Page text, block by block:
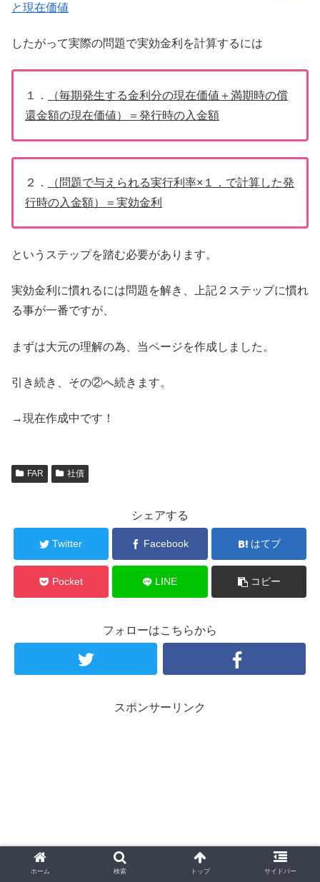
と現在価値
したがって実際の問題で実効金利を計算するには
１．
（毎期発生する金利分の現在価値＋満期時の償
還金額の現在価値）＝発行時の入金額
２．
（問題で与えられる実行利率×１．で計算した発
行時の入金額）＝実効金利
というステップを踏む必要があります。
実効金利に慣れるには問題を解き、上記２ステップに慣れ
る事が一番ですが、
まずは大元の理解の為、当ページを作成しました。
引き続き、その②へ続きます。
→現在作成中です！
FAR 社債
シェアする
Twitter Facebook はてブ
Pocket LINE コピー
フォローはこちらから
スポンサーリンク
ホーム 検索 トップ サイドバー